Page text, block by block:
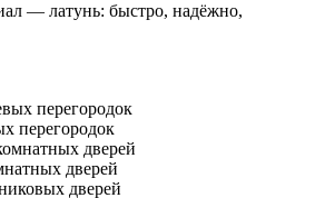
— латунь: быстро, надёжно,
перегородок
дверей